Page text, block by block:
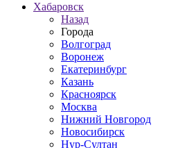
Хабаровск
Назад
Города
Волгоград
Воронеж
Екатеринбург
Казань
Красноярск
Москва
Нижний Новгород
Новосибирск
Нур-Султан